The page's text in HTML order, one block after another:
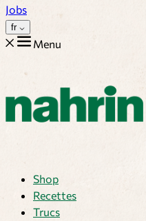
Jobs
fr
Menu
Shop
Recettes
Trucs